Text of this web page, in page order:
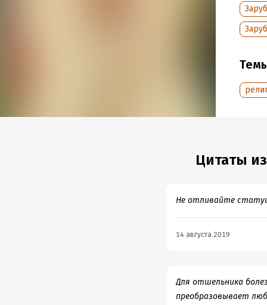
Год
Цитаты
Не отливайте
14 августа 2019
Для отшельника
преобразовывает